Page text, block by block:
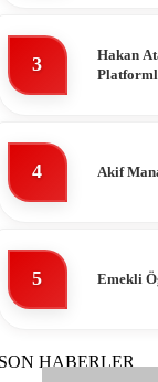
3
Hakan
4 Akif
5 Emekli
HABERLER